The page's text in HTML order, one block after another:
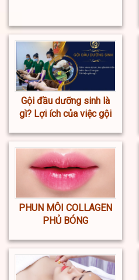
Gội đầu dưỡng sinh là
gì? Lợi ích của việc gội
PHUN MÔI COLLAGEN
PHỦ BÓNG